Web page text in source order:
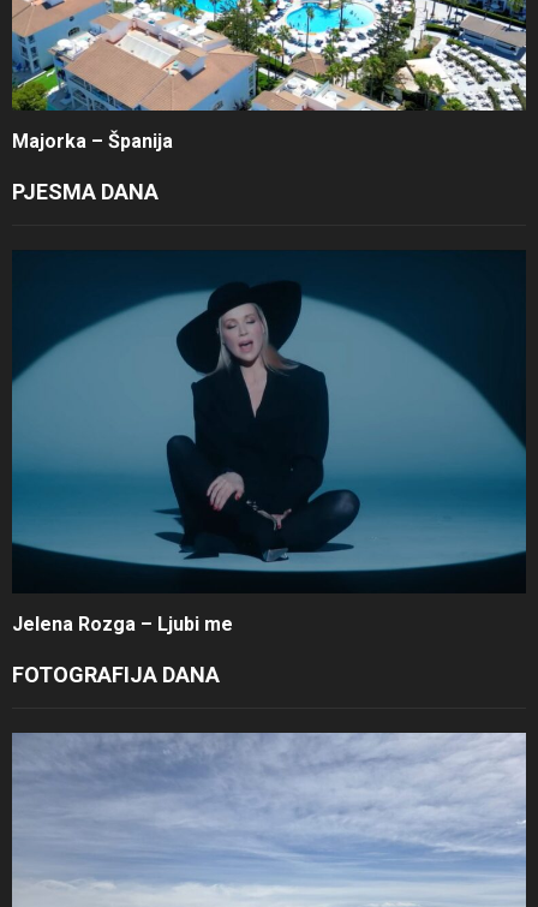
Majorka – Španija
PJESMA DANA
Jelena Rozga – Ljubi me
FOTOGRAFIJA DANA